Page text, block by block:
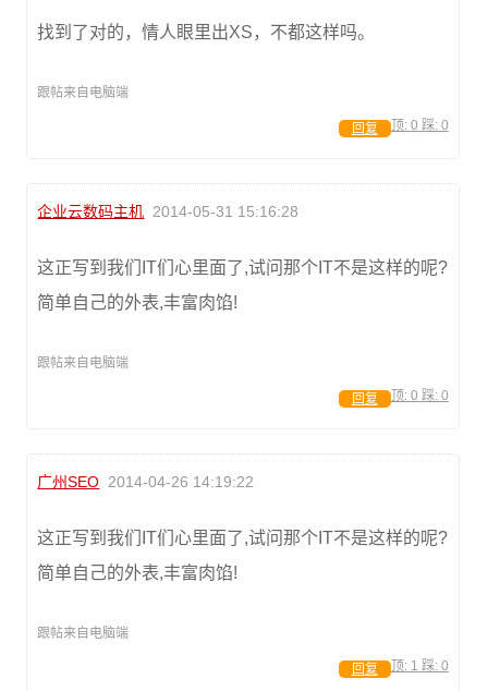
找到了对的，情人眼里出XS，不都这样吗。
跟帖来自电脑端
顶: 0 踩: 0
回复
企业云数码主机 2014-05-31 15:16:28
这正写到我们IT们心里面了,试问那个IT不是这样的呢?
简单自己的外表,丰富肉馅!
跟帖来自电脑端
顶: 0 踩: 0
回复
广州SEO 2014-04-26 14:19:22
这正写到我们IT们心里面了,试问那个IT不是这样的呢?
简单自己的外表,丰富肉馅!
跟帖来自电脑端
顶: 1 踩: 0
回复